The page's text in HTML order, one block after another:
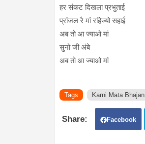
हर संकट दिखला प्रभुताई
प्रांजल रै मां रहिज्यो सहाई
अब तो आ ज्याओ मां
सुनो जी अंबे
अब तो आ ज्याओ मां
Tags Karni Mata Bhajan
Facebook